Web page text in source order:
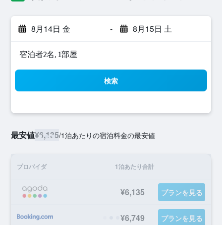
8月14日 金 - 8月15日 土
宿泊者2名, 1​部屋
検索
最安値¥6,135/1泊あたりの宿泊料金の最安値
プロバイダ 1泊あたり合計
¥6,135 プランを見る
¥6,749 プランを見る